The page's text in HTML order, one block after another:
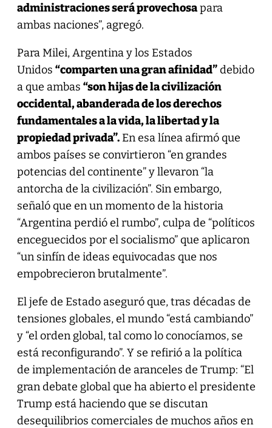
administraciones será provechosapara
ambas naciones”, agregó.
Para Milei, Argentina y los Estados
Unidos “comparten una gran afinidad”debido
a que ambas “son hijas de la civilización
occidental, abanderada de los derechos
fundamentales a la vida, la libertad y la
propiedad privada”.En esa línea afirmó que
ambos países se convirtieron “en grandes
potencias del continente” y llevaron “la
antorcha de la civilización”. Sin embargo,
señaló que en un momento de la historia
“Argentina perdió el rumbo”, culpa de “políticos
enceguecidos por el socialismo” que aplicaron
“un sinfín de ideas equivocadas que nos
empobrecieron brutalmente”.
El jefe de Estado aseguró que, tras décadas de
tensiones globales, el mundo “está cambiando”
y “el orden global, tal como lo conocíamos, se
está reconfigurando”. Y se refirió a la política
de implementación de aranceles de Trump: “El
gran debate global que ha abierto el presidente
Trump está haciendo que se discutan
desequilibrios comerciales de muchos años en